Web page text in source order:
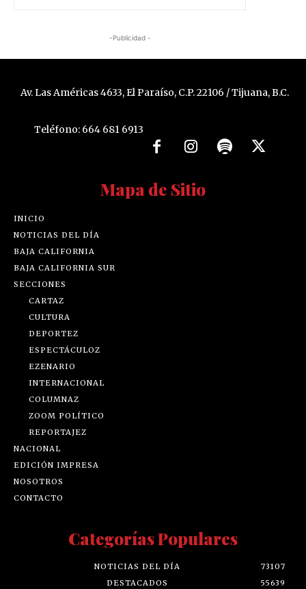
-Publicidad -
Av. Las Américas 4633, El Paraíso, C.P. 22106 / Tijuana, B.C.
Teléfono: 664 681 6913
Mapa de Sitio
INICIO
NOTICIAS DEL DÍA
BAJA CALIFORNIA
BAJA CALIFORNIA SUR
SECCIONES
CARTAZ
CULTURA
DEPORTEZ
ESPECTÁCULOZ
EZENARIO
INTERNACIONAL
COLUMNAZ
ZOOM POLÍTICO
REPORTAJEZ
NACIONAL
EDICIÓN IMPRESA
NOSOTROS
CONTACTO
Categorías Populares
NOTICIAS DEL DÍA
73107
DESTACADOS
55639